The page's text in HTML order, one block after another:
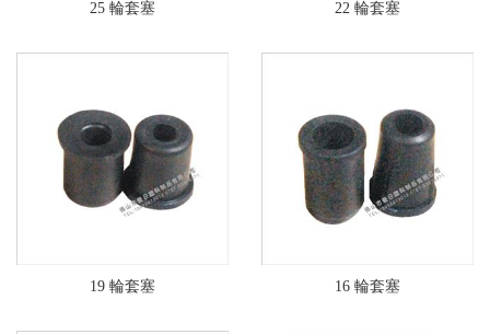
25 輪套塞 22 輪套塞
19 輪套塞 16 輪套塞